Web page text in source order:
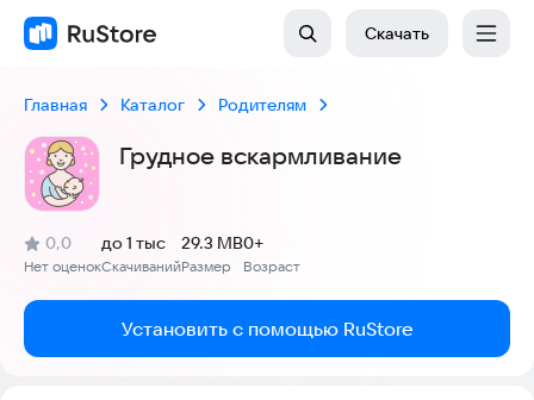
Скачать
Главная Каталог Родителям
Грудное вскармливание
Рейтинг:
0,0
(
Нет оценок
)
Скачиваний
до 1 тыс
Размер
29.3 MB
Возраст
0+
Установить с помощью RuStore